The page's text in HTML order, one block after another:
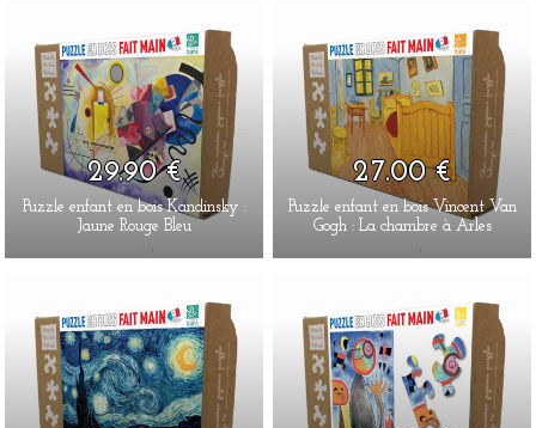
29.90 €
Puzzle enfant en bois Kandinsky :
Jaune Rouge Bleu
27.00 €
Puzzle enfant en bois Vincent Van
Gogh : La chambre à Arles